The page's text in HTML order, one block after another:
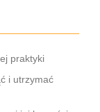
praktyki
i utrzymać